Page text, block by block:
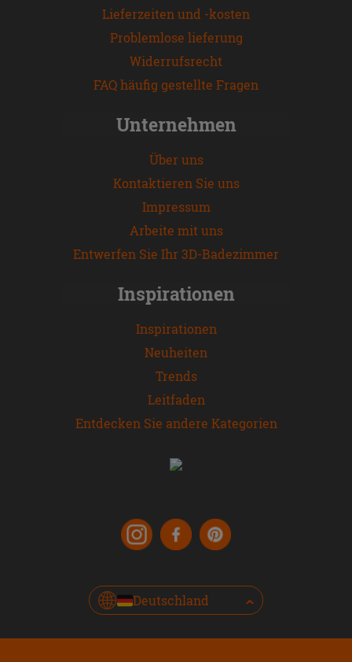
Lieferzeiten und -kosten
Problemlose lieferung
Widerrufsrecht
FAQ häufig gestellte Fragen
Unternehmen
Über uns
Kontaktieren Sie uns
Impressum
Arbeite mit uns
Entwerfen Sie Ihr 3D-Badezimmer
Inspirationen
Inspirationen
Neuheiten
Trends
Leitfaden
Entdecken Sie andere Kategorien
Deutschland